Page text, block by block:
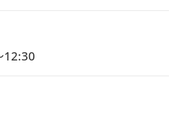
ぶ講座となります。予めご了承く
12:30